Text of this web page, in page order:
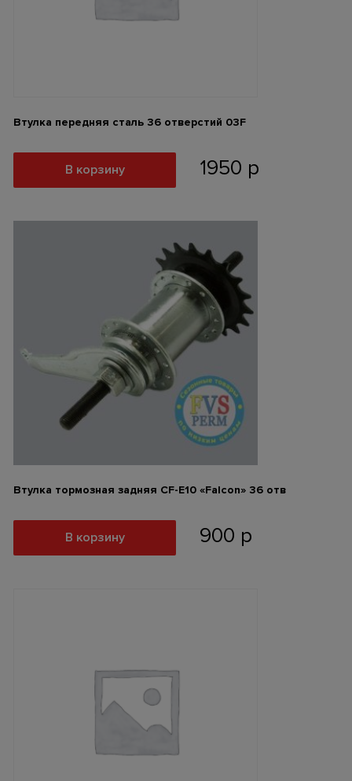
Втулка передняя сталь 36 отверстий 03F
1950 р
В корзину
Втулка тормозная задняя CF-E10 «Falcon» 36 отв
900 р
В корзину